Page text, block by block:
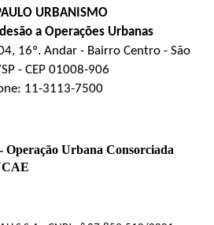
URBANISMO
a Operações Urbanas
16º. Andar - Bairro Centro - São
- CEP 01008-906
11-3113-7500
Operação Urbana Consorciada